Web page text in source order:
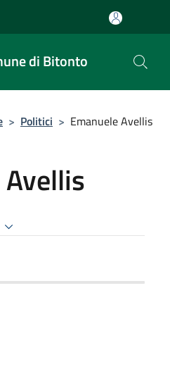
di Bitonto
> Politici > Emanuele Avellis